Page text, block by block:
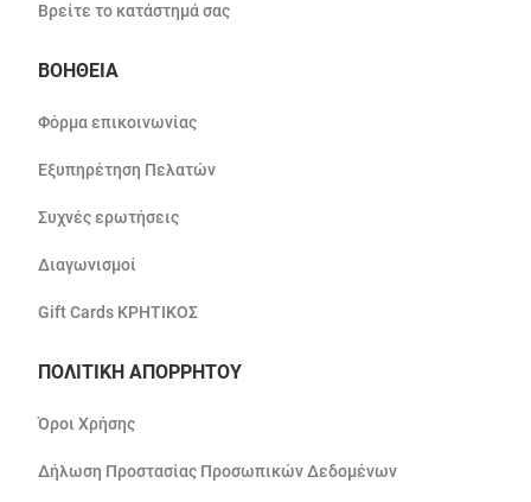
Βρείτε το κατάστημά σας
ΒΟΗΘΕΙΑ
Φόρμα επικοινωνίας
Εξυπηρέτηση Πελατών
Συχνές ερωτήσεις
Διαγωνισμοί
Gift Cards ΚΡΗΤΙΚΟΣ
ΠΟΛΙΤΙΚΗ ΑΠΟΡΡΗΤΟΥ
Όροι Χρήσης
Δήλωση Προστασίας Προσωπικών Δεδομένων